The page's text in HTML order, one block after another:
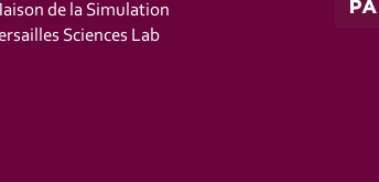
de la Simulation
Sciences Lab